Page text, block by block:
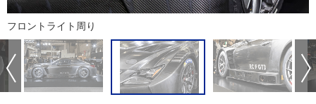
フロントライト周り